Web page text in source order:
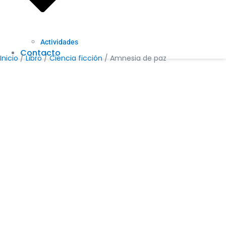
Actividades
Contacto
Inicio /Libro/Ciencia ficción / Amnesia de paz